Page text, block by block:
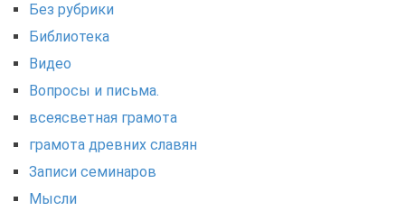
Без рубрики
Библиотека
Видео
Вопросы и письма.
всеясветная грамота
грамота древних славян
Записи семинаров
Мысли